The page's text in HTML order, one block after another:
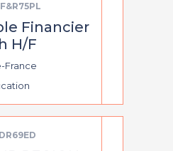
Financier
H/F
France